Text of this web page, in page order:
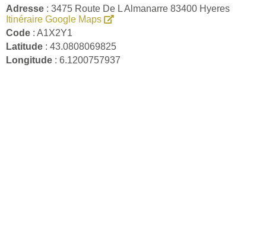
Adresse : 3475 Route De L Almanarre 83400 Hyeres
Itinéraire Google Maps
Code : A1X2Y1
Latitude : 43.0808069825
Longitude : 6.1200757937